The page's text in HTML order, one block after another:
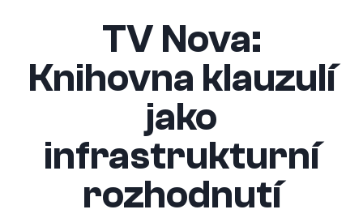
TV Nova:
Knihovna klauzulí
jako
infrastrukturní
rozhodnutí